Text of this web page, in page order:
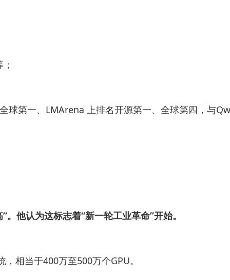
球第一、LMArena 上排名开源第一、全球第四，与
他认为这标志着“新一轮工业革命”开始。
相当于400万至500万个GPU。